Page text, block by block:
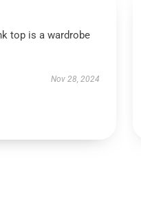
top is a wardrobe
Nov 28, 2024